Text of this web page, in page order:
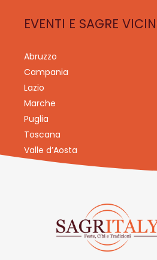
EVENTI E SAGRE
Abruzzo
Campania
Lazio
Marche
Puglia
Toscana
Valle d’Aosta